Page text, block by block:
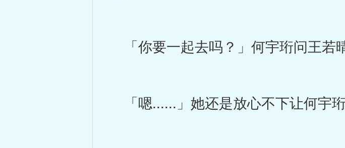
「你要一起去吗？」何宇珩问王若晴
「嗯......」她还是放心不下让何宇